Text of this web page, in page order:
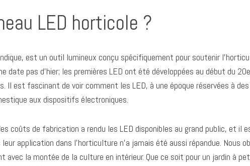
LED horticole ?
est un outil lumineux conçu spécifiquement pour soutenir
date pas d’hier; les premières LED ont été développées au début du
est fascinant de voir comment les LED, à une époque réservées à
aux dispositifs électroniques.
coûts de fabrication a rendu les LED disponibles au grand public, et
application dans l’horticulture n’a jamais été aussi répandue. Nous
la montée de la culture en intérieur. Que ce soit pour un jardin à